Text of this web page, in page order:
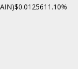
$0.012561 1.10%